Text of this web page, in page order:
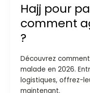
Hajj pour
comment
?
Découvrez
malade en 2026.
logistiques, offrez-
maintenant.
parent
malade
:
comment
selon
la
Sunna